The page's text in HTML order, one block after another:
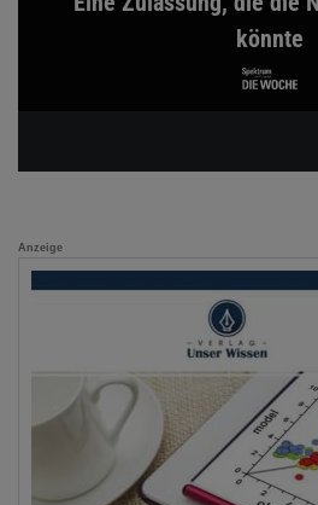
könnte
Anzeige